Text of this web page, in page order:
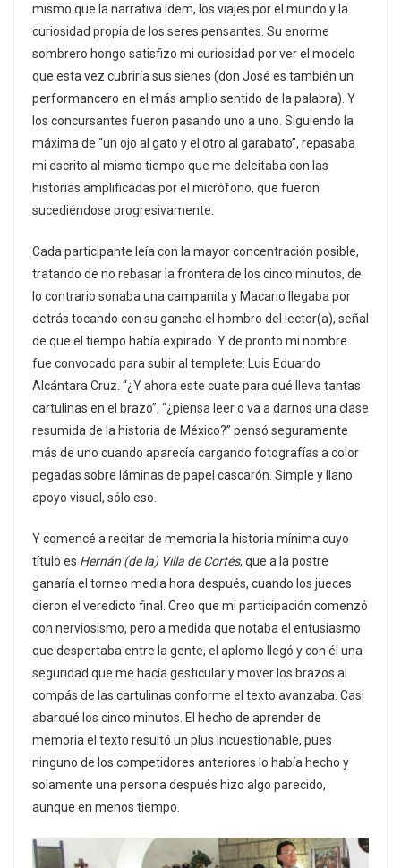
mismo que la narrativa ídem, los viajes por el mundo y la
curiosidad propia de los seres pensantes. Su enorme
sombrero hongo satisfizo mi curiosidad por ver el modelo
que esta vez cubriría sus sienes (don José es también un
performancero en el más amplio sentido de la palabra). Y
los concursantes fueron pasando uno a uno. Siguiendo la
máxima de “un ojo al gato y el otro al garabato”, repasaba
mi escrito al mismo tiempo que me deleitaba con las
historias amplificadas por el micrófono, que fueron
sucediéndose progresivamente.
Cada participante leía con la mayor concentración posible,
tratando de no rebasar la frontera de los cinco minutos, de
lo contrario sonaba una campanita y Macario llegaba por
detrás tocando con su gancho el hombro del lector(a), señal
de que el tiempo había expirado. Y de pronto mi nombre
fue convocado para subir al templete: Luis Eduardo
Alcántara Cruz. “¿Y ahora este cuate para qué lleva tantas
cartulinas en el brazo”, “¿piensa leer o va a darnos una clase
resumida de la historia de México?” pensó seguramente
más de uno cuando aparecía cargando fotografías a color
pegadas sobre láminas de papel cascarón. Simple y llano
apoyo visual, sólo eso.
Y comencé a recitar de memoria la historia mínima cuyo
título es Hernán (de la) Villa de Cortés, que a la postre
ganaría el torneo media hora después, cuando los jueces
dieron el veredicto final. Creo que mi participación comenzó
con nerviosismo, pero a medida que notaba el entusiasmo
que despertaba entre la gente, el aplomo llegó y con él una
seguridad que me hacía gesticular y mover los brazos al
compás de las cartulinas conforme el texto avanzaba. Casi
abarqué los cinco minutos. El hecho de aprender de
memoria el texto resultó un plus incuestionable, pues
ninguno de los competidores anteriores lo había hecho y
solamente una persona después hizo algo parecido,
aunque en menos tiempo.